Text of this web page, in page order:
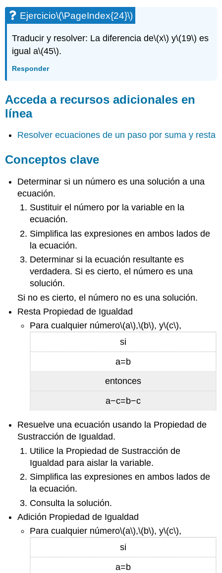
Ejercicio\(\PageIndex{24}\)
Traducir y resolver: La diferencia de\(x\) y\(19\) es
igual a\(45\).
Responder
Acceda a recursos adicionales en
línea
Resolver ecuaciones de un paso por suma y resta
Conceptos clave
Determinar si un número es una solución a una
ecuación.
Sustituir el número por la variable en la
ecuación.
Simplifica las expresiones en ambos lados de
la ecuación.
Determinar si la ecuación resultante es
verdadera. Si es cierto, el número es una
solución.
Si no es cierto, el número no es una solución.
Resta Propiedad de Igualdad
Para cualquier número\(a\),\(b\), y\(c\),
si
a=b
entonces
a−c=b−c
Resuelve una ecuación usando la Propiedad de
Sustracción de Igualdad.
Utilice la Propiedad de Sustracción de
Igualdad para aislar la variable.
Simplifica las expresiones en ambos lados de
la ecuación.
Consulta la solución.
Adición Propiedad de Igualdad
Para cualquier número\(a\),\(b\), y\(c\),
si
a=b